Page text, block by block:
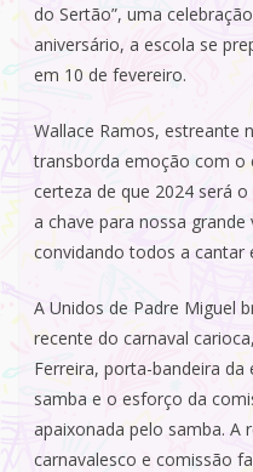
do Sertão”, uma
aniversário, a escola se
em 10 de fevereiro.
Wallace Ramos, estreante
transborda emoção com o
certeza de que 2024 será
a chave para nossa
convidando todos a cantar
A Unidos de Padre Miguel
recente do carnaval
Ferreira, porta-bandeira
samba e o esforço da
apaixonada pelo samba. A
carnavalesco e comissão